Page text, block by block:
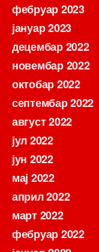
фебруар 2023
јануар 2023
децембар 2022
новембар 2022
октобар 2022
септембар 2022
август 2022
јул 2022
јун 2022
мај 2022
април 2022
март 2022
фебруар 2022